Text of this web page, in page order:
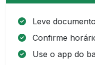
Leve
Confirme
Use o app do